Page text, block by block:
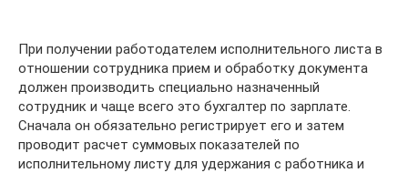
При получении работодателем исполнительного листа в
отношении сотрудника прием и обработку документа
должен производить специально назначенный
сотрудник и чаще всего это бухгалтер по зарплате.
Сначала он обязательно регистрирует его и затем
проводит расчет суммовых показателей по
исполнительному листу для удержания с работника и